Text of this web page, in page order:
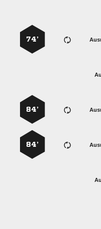
74’
84’
84’